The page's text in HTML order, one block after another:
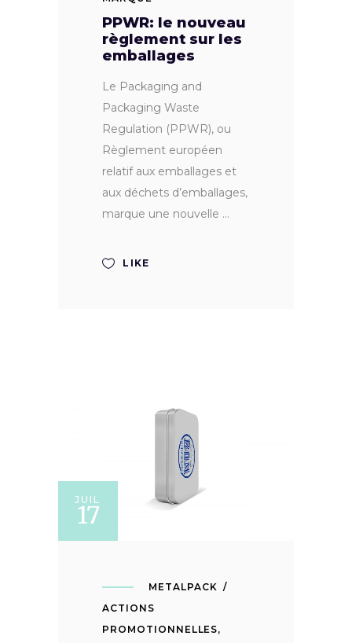
PPWR: le nouveau
règlement sur les
emballages
Le Packaging and
Packaging Waste
Regulation (PPWR), ou
Règlement européen
relatif aux emballages et
aux déchets d’emballages,
marque une nouvelle
LIKE
JUIL
17
METALPACK
ACTIONS
PROMOTIONNELLES,